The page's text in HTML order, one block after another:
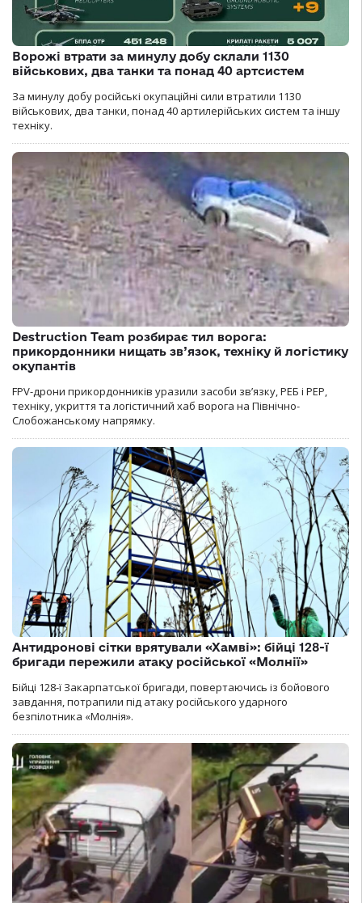
Ворожі втрати за минулу добу склали 1130
військових, два танки та понад 40 артсистем
За минулу добу російські окупаційні сили втратили 1130
військових, два танки, понад 40 артилерійських систем та іншу
техніку.
Destruction Team розбирає тил ворога:
прикордонники нищать зв’язок, техніку й логістику
окупантів
FPV-дрони прикордонників уразили засоби зв’язку, РЕБ і РЕР,
техніку, укриття та логістичний хаб ворога на Північно-
Слобожанському напрямку.
Антидронові сітки врятували «Хамві»: бійці 128-ї
бригади пережили атаку російської «Молнії»
Бійці 128-ї Закарпатської бригади, повертаючись із бойового
завдання, потрапили під атаку російського ударного
безпілотника «Молнія».